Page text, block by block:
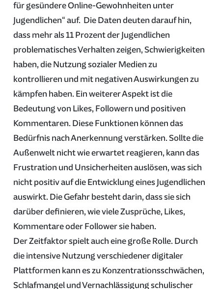
für gesündere Online-Gewohnheiten unter
Jugendlichen“ auf. Die Daten deuten darauf hin,
dass mehr als 11 Prozent der Jugendlichen
problematisches Verhalten zeigen, Schwierigkeiten
haben, die Nutzung sozialer Medien zu
kontrollieren und mit negativen Auswirkungen zu
kämpfen haben. Ein weiterer Aspekt ist die
Bedeutung von Likes, Followern und positiven
Kommentaren. Diese Funktionen können das
Bedürfnis nach Anerkennung verstärken. Sollte die
Außenwelt nicht wie erwartet reagieren, kann das
Frustration und Unsicherheiten auslösen, was sich
nicht positiv auf die Entwicklung eines Jugendlichen
auswirkt. Die Gefahr besteht darin, dass sie sich
darüber definieren, wie viele Zusprüche, Likes,
Kommentare oder Follower sie haben.
Der Zeitfaktor spielt auch eine große Rolle. Durch
die intensive Nutzung verschiedener digitaler
Plattformen kann es zu Konzentrationsschwächen,
Schlafmangel und Vernachlässigung schulischer